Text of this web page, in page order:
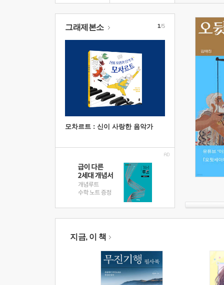
그래제본소
모차르트 : 신이 사랑한 음악가
1/5
지금, 이 책